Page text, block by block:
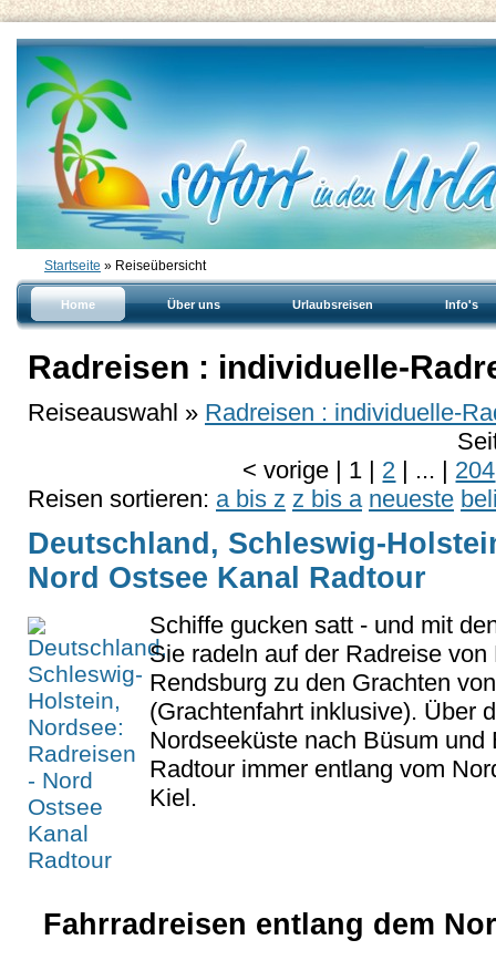
Startseite » Reiseübersicht
Home Über uns Urlaubsreisen Info's
Radreisen : individuelle-
Reiseauswahl » Radreisen : individuelle-
<vorige | 1 | 2 | ... | 204
Reisen sortieren: a bis z z bis a neueste
Deutschland, Schleswig-
Nord Ostsee Kanal Radtour
Schiffe gucken satt - und mit
Sie radeln auf der Radreise von
Rendsburg zu den Grachten
(Grachtenfahrt inklusive). Über
Nordseeküste nach Büsum
Radtour immer entlang vom
Kiel.
Fahrradreisen entlang dem